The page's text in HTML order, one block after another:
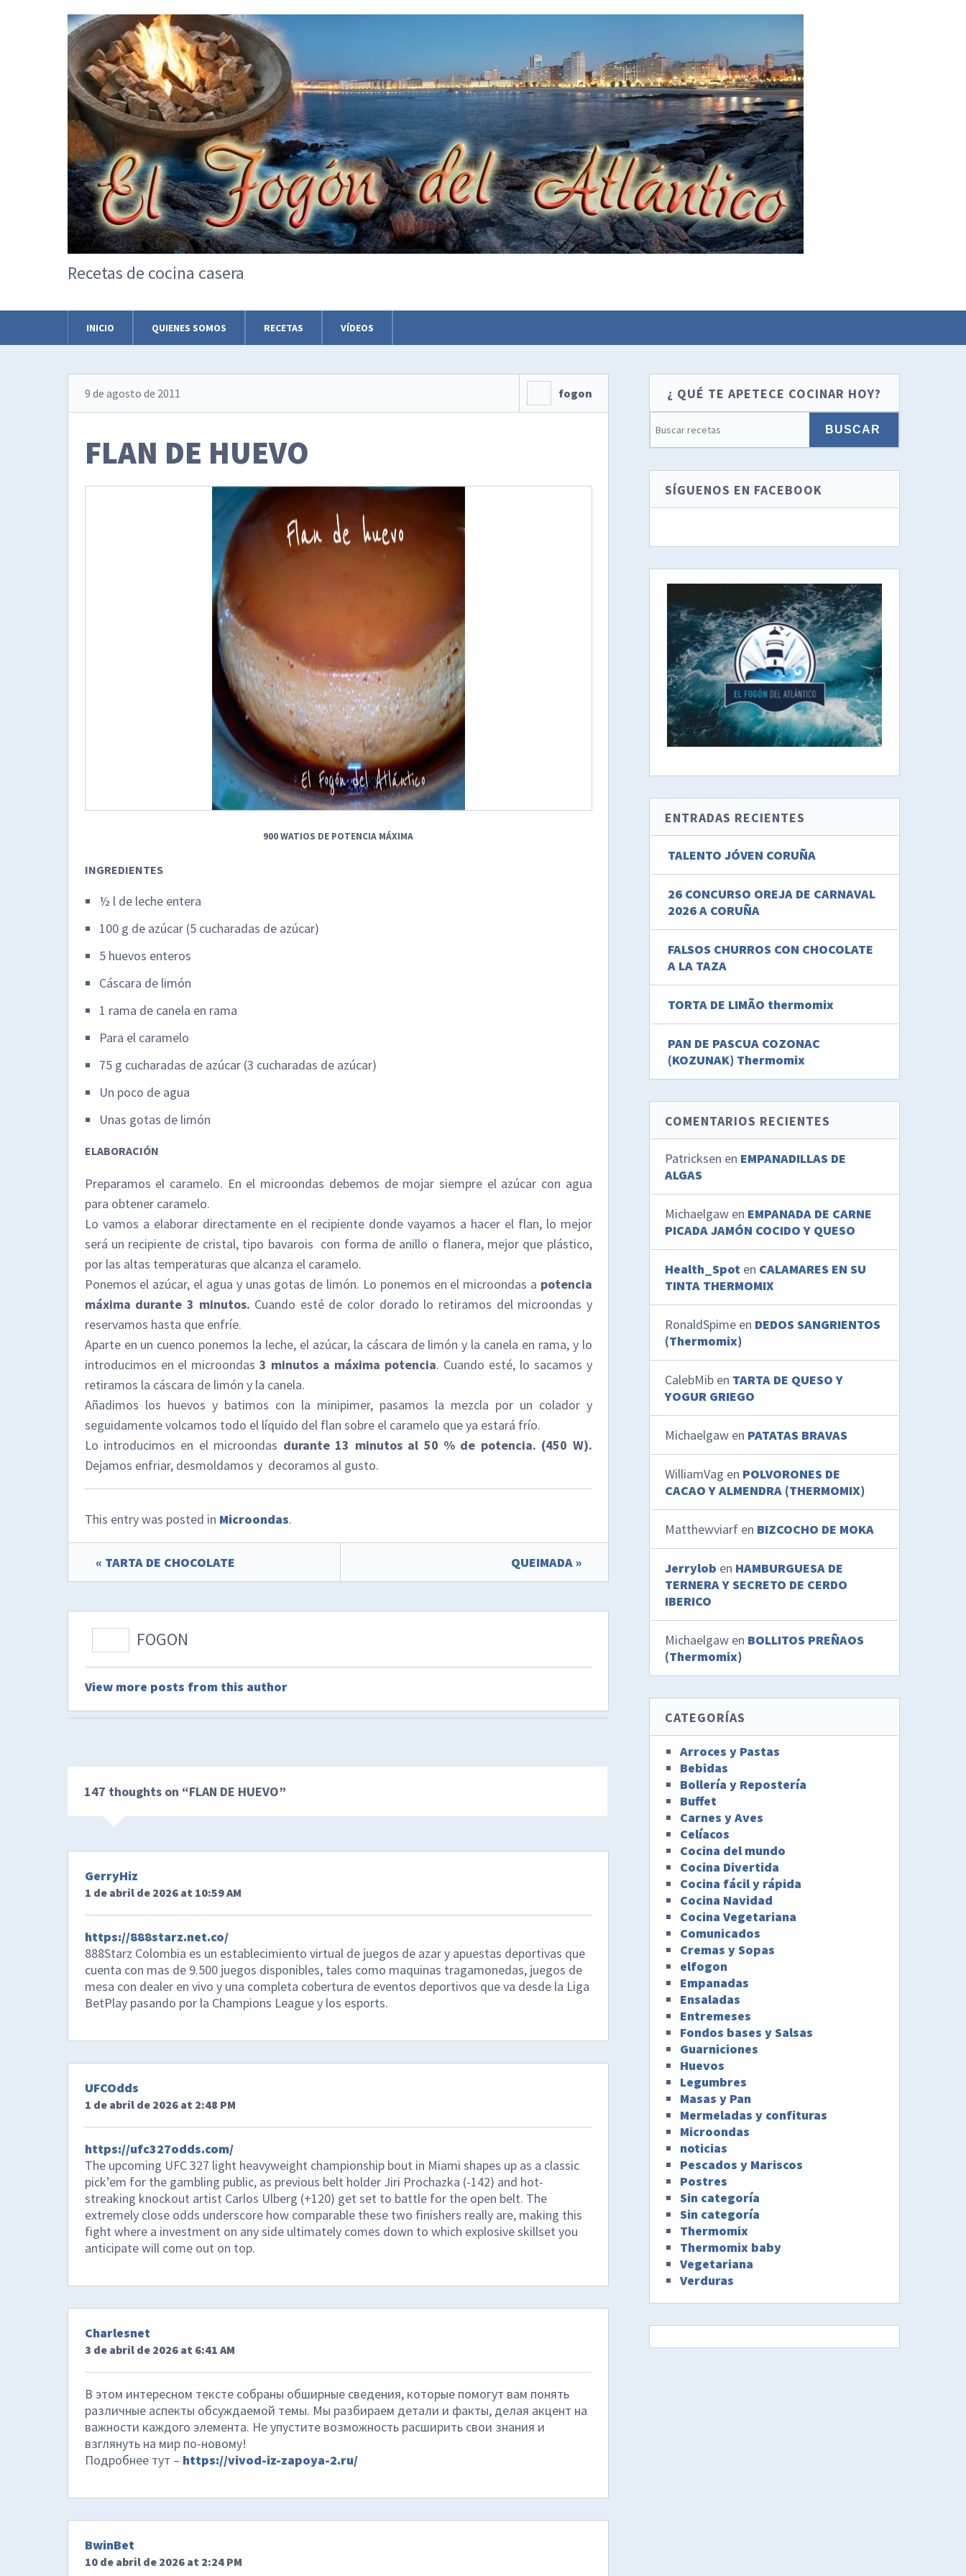
Recetas de cocina casera
INICIO QUIENES SOMOS RECETAS VÍDEOS
9 de agosto de 2011 fogon
FLAN DE HUEVO
900 WATIOS DE POTENCIA MÁXIMA
INGREDIENTES
½ l de leche entera
100 g de azúcar (5 cucharadas de azúcar)
5 huevos enteros
Cáscara de limón
1 rama de canela en rama
Para el caramelo
75 g cucharadas de azúcar (3 cucharadas de azúcar)
Un poco de agua
Unas gotas de limón
ELABORACIÓN
Preparamos el caramelo. En el microondas debemos de mojar siempre el azúcar con agua
para obtener caramelo.
Lo vamos a elaborar directamente en el recipiente donde vayamos a hacer el flan, lo mejor
será un recipiente de cristal, tipo bavarois con forma de anillo o flanera, mejor que plástico,
por las altas temperaturas que alcanza el caramelo.
Ponemos el azúcar, el agua y unas gotas de limón. Lo ponemos en el microondas a potencia
máxima durante 3 minutos. Cuando esté de color dorado lo retiramos del microondas y
reservamos hasta que enfríe.
Aparte en un cuenco ponemos la leche, el azúcar, la cáscara de limón y la canela en rama, y lo
introducimos en el microondas3 minutos a máxima potencia. Cuando esté, lo sacamos y
retiramos la cáscara de limón y la canela.
Añadimos los huevos y batimos con la minipimer, pasamos la mezcla por un colador y
seguidamente volcamos todo el líquido del flan sobre el caramelo que ya estará frío.
Lo introducimos en el microondas durante 13 minutos al 50 % de potencia. (450 W).
Dejamos enfriar, desmoldamos y decoramos al gusto.
This entry was posted in Microondas.
« TARTA DE CHOCOLATE QUEIMADA »
FOGON
View more posts from this author
147 thoughts on “FLAN DE HUEVO”
GerryHiz
1 de abril de 2026 at 10:59 AM
https://888starz.net.co/
888Starz Colombia es un establecimiento virtual de juegos de azar y apuestas deportivas que
cuenta con mas de 9.500 juegos disponibles, tales como maquinas tragamonedas, juegos de
mesa con dealer en vivo y una completa cobertura de eventos deportivos que va desde la Liga
BetPlay pasando por la Champions League y los esports.
UFCOdds
1 de abril de 2026 at 2:48 PM
https://ufc327odds.com/
The upcoming UFC 327 light heavyweight championship bout in Miami shapes up as a classic
pick’em for the gambling public, as previous belt holder Jiri Prochazka (-142) and hot-
streaking knockout artist Carlos Ulberg (+120) get set to battle for the open belt. The
extremely close odds underscore how comparable these two finishers really are, making this
fight where a investment on any side ultimately comes down to which explosive skillset you
anticipate will come out on top.
Charlesnet
3 de abril de 2026 at 6:41 AM
В этом интересном тексте собраны обширные сведения, которые помогут вам понять
различные аспекты обсуждаемой темы. Мы разбираем детали и факты, делая акцент на
важности каждого элемента. Не упустите возможность расширить свои знания и
взглянуть на мир по-новому!
Подробнее тут – https://vivod-iz-zapoya-2.ru/
BwinBet
10 de abril de 2026 at 2:24 PM
¿ QUÉ TE APETECE COCINAR HOY?
SÍGUENOS EN FACEBOOK
ENTRADAS RECIENTES
TALENTO JÓVEN CORUÑA
26 CONCURSO OREJA DE CARNAVAL
2026 A CORUÑA
FALSOS CHURROS CON CHOCOLATE
A LA TAZA
TORTA DE LIMÃO thermomix
PAN DE PASCUA COZONAC
(KOZUNAK) Thermomix
COMENTARIOS RECIENTES
Patricksen en EMPANADILLAS DE
ALGAS
Michaelgaw en EMPANADA DE CARNE
PICADA JAMÓN COCIDO Y QUESO
Health_Spot en CALAMARES EN SU
TINTA THERMOMIX
RonaldSpime en DEDOS SANGRIENTOS
(Thermomix)
CalebMib en TARTA DE QUESO Y
YOGUR GRIEGO
Michaelgaw en PATATAS BRAVAS
WilliamVag en POLVORONES DE
CACAO Y ALMENDRA (THERMOMIX)
Matthewviarf en BIZCOCHO DE MOKA
Jerrylob en HAMBURGUESA DE
TERNERA Y SECRETO DE CERDO
IBERICO
Michaelgaw en BOLLITOS PREÑAOS
(Thermomix)
CATEGORÍAS
Arroces y Pastas
Bebidas
Bollería y Repostería
Buffet
Carnes y Aves
Celíacos
Cocina del mundo
Cocina Divertida
Cocina fácil y rápida
Cocina Navidad
Cocina Vegetariana
Comunicados
Cremas y Sopas
elfogon
Empanadas
Ensaladas
Entremeses
Fondos bases y Salsas
Guarniciones
Huevos
Legumbres
Masas y Pan
Mermeladas y confituras
Microondas
noticias
Pescados y Mariscos
Postres
Sin categoría
Sin categoría
Thermomix
Thermomix baby
Vegetariana
Verduras